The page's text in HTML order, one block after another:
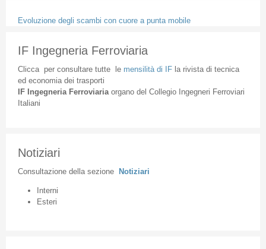
Evoluzione degli scambi con cuore a punta mobile
IF Ingegneria Ferroviaria
Cliccaper consultare tuttele mensilità di IFla rivista di tecnica
ed economia dei trasporti
IF Ingegneria Ferroviaria organodel Collegio Ingegneri Ferroviari
Italiani
Notiziari
Consultazione della sezione Notiziari
Interni
Esteri